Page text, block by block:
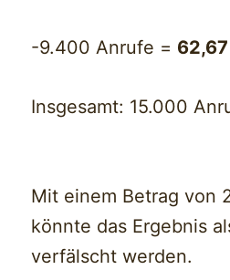
-9.400 Anrufe = 62,67
Insgesamt: 15.000
Mit einem Betrag von
könnte das Ergebnis
verfälscht werden.